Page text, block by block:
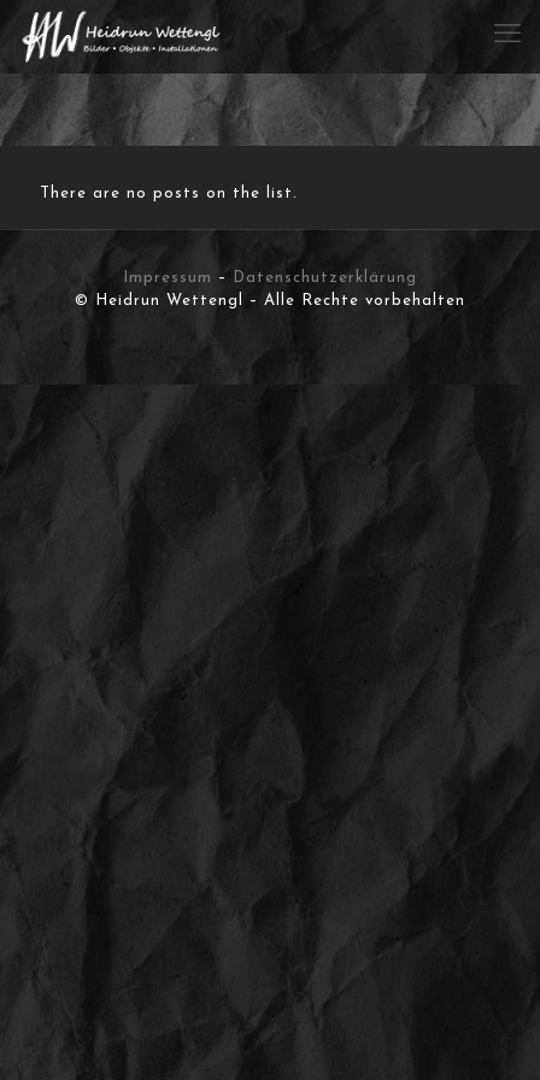
There are no posts on the list.
Impressum –
Datenschutzerklärung
© Heidrun Wettengl – Alle Rechte vorbehalten